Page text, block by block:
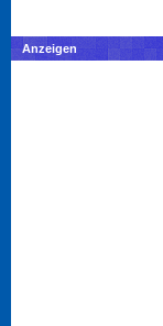
Anzeigen